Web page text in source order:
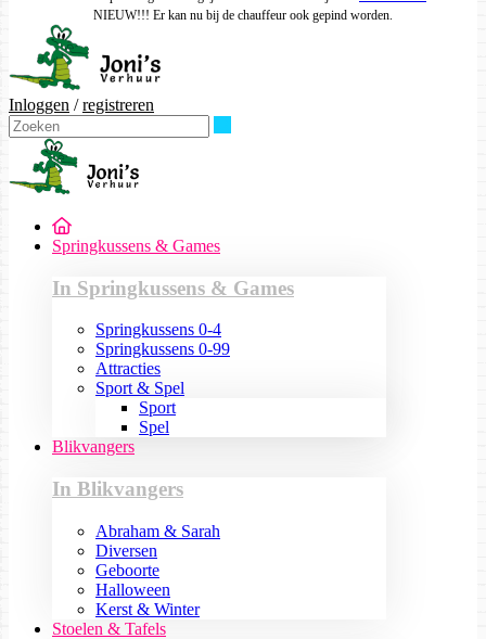
NIEUW!!! Er kan nu bij de chauffeur ook gepind worden.
Inloggen /registreren
Springkussens & Games
In Springkussens & Games
Springkussens 0-4
Springkussens 0-99
Attracties
Sport & Spel
Sport
Spel
Blikvangers
In Blikvangers
Abraham & Sarah
Diversen
Geboorte
Halloween
Kerst & Winter
Stoelen & Tafels